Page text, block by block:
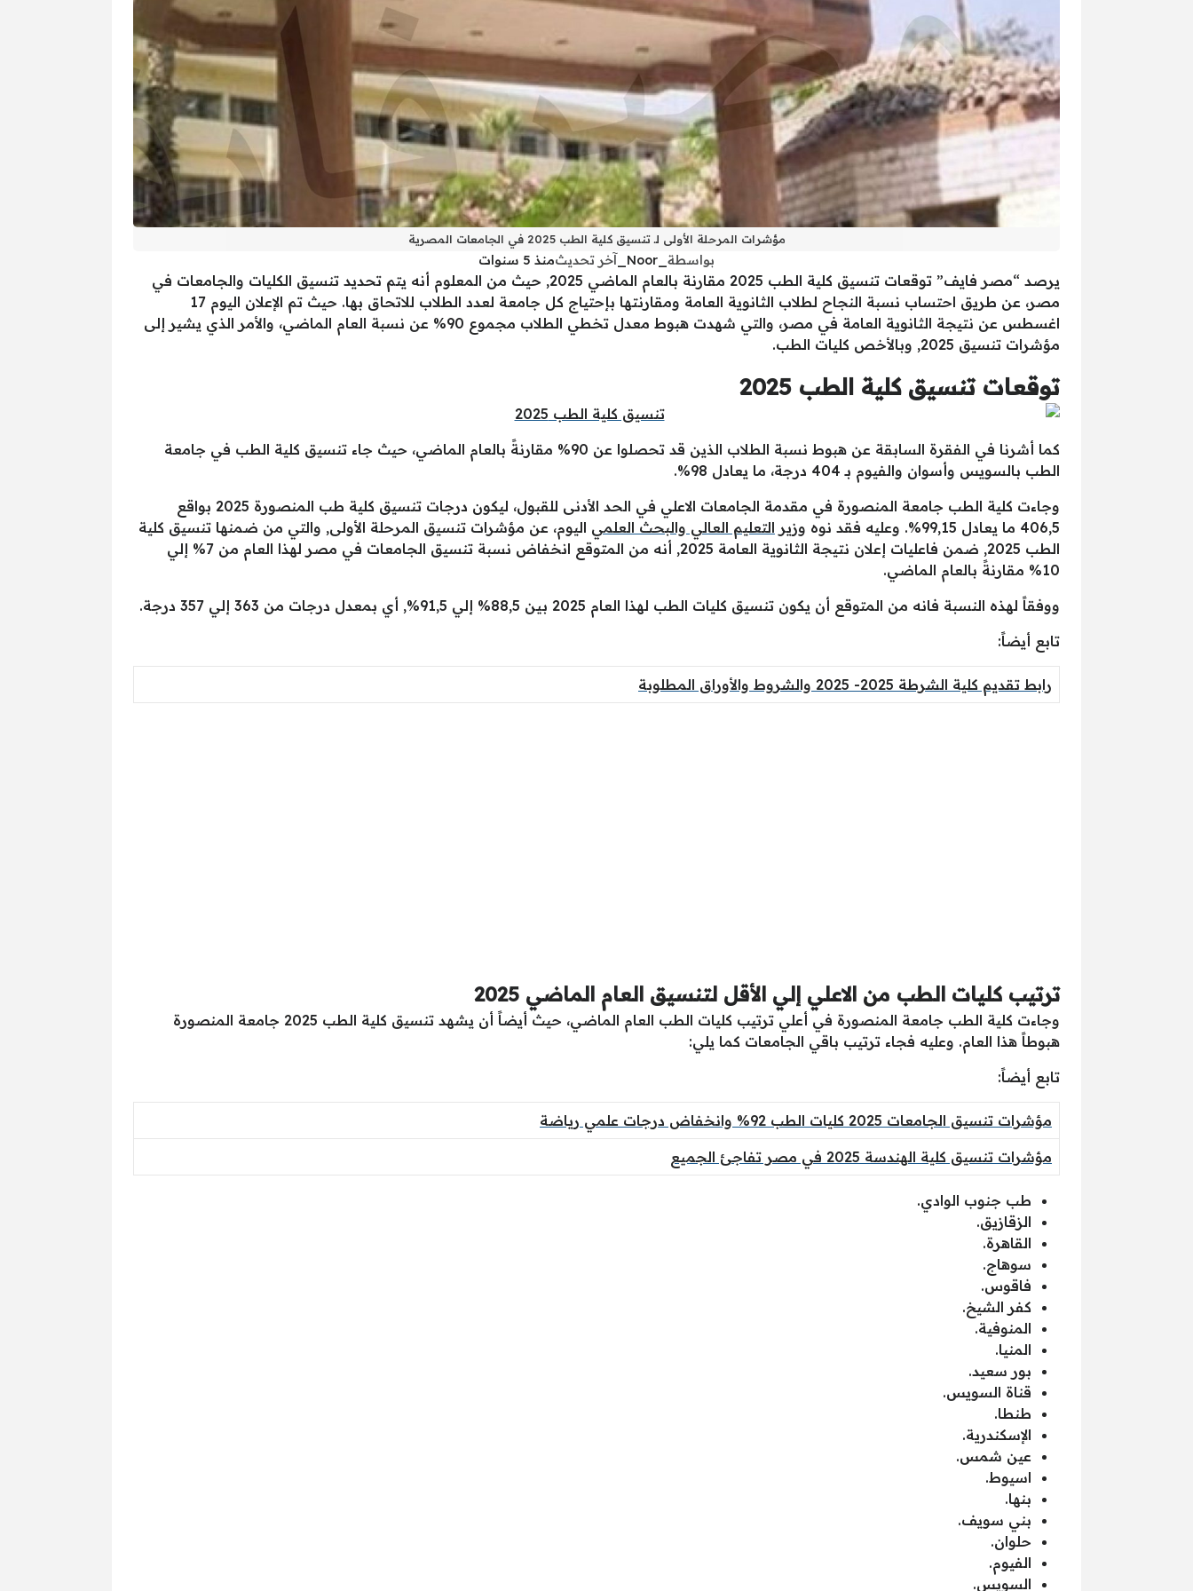
مؤشرات المرحلة الأولى لـ تنسيق كلية الطب 2025 في الجامعات المصرية
بواسطة آخر تحديثمنذ 5 سنوات
يرصد “مصر فايف” توقعات تنسيق كلية الطب 2025 مقارنة بالعام الماضي 2025, حيث من المعلوم أنه يتم تحديد تنسيق الكليات والجامعات في
مصر، عن طريق احتساب نسبة النجاح لطلاب الثانوية العامة ومقارنتها بإحتياج كل جامعة لعدد الطلاب للاتحاق بها. حيث تم الإعلان اليوم 17
اغسطس عن نتيجة الثانوية العامة في مصر، والتي شهدت هبوط معدل تخطي الطلاب مجموع 90% عن نسبة العام الماضي، والأمر الذي يشير إلى
مؤشرات تنسيق 2025, وبالأخص كليات الطب.
توقعات تنسيق كلية الطب 2025
كما أشرنا في الفقرة السابقة عن هبوط نسبة الطلاب الذين قد تحصلوا عن 90% مقارنةً بالعام الماضي، حيث جاء تنسيق كلية الطب في جامعة
الطب بالسويس وأسوان والفيوم بـ 404 درجة، ما يعادل 98%.
وجاءت كلية الطب جامعة المنصورة في مقدمة الجامعات الاعلي في الحد الأدنى للقبول، ليكون درجات تنسيق كلية طب المنصورة 2025 بواقع
406,5 ما يعادل 99,15%. وعليه فقد نوه وزير
التعليم العالي والبحث العلمي اليوم، عن مؤشرات تنسيق المرحلة الأولى, والتي من ضمنها تنسيق كلية
الطب 2025, ضمن فاعليات إعلان نتيجة الثانوية العامة 2025, أنه من المتوقع انخفاض نسبة تنسيق الجامعات في مصر لهذا العام من 7% إلي
10% مقارنةً بالعام الماضي.
ووفقاً لهذه النسبة فانه من المتوقع أن يكون تنسيق كليات الطب لهذا العام 2025 بين 88,5% إلي 91,5%, أي بمعدل درجات من 363 إلي 357 درجة.
تابع أيضاً:
رابط تقديم كلية الشرطة 2025- 2025 والشروط والأوراق المطلوبة
ترتيب كليات الطب من الاعلي إلي الأقل لتنسيق العام الماضي 2025
وجاءت كلية الطب جامعة المنصورة في أعلي ترتيب كليات الطب العام الماضي، حيث أيضاً أن يشهد تنسيق كلية الطب 2025 جامعة المنصورة
هبوطاً هذا العام. وعليه فجاء ترتيب باقي الجامعات كما يلي:
تابع أيضاً:
مؤشرات تنسيق الجامعات 2025 كليات الطب 92% وانخفاض درجات علمي رياضة
مؤشرات تنسيق كلية الهندسة 2025 في مصر تفاجئ الجميع
طب جنوب الوادي.
الزقازيق.
القاهرة.
سوهاج.
فاقوس.
كفر الشيخ.
المنوفية.
المنيا.
بور سعيد.
قناة السويس.
طنطا.
الإسكندرية.
عين شمس.
اسيوط.
بنها.
بني سويف.
حلوان.
الفيوم.
السويس.